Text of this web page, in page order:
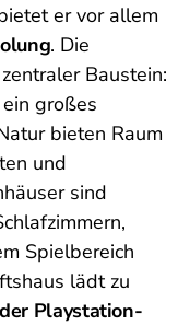
er vor allem
. Die
Baustein:
großes
bieten Raum
und
sind
Spielbereich
lädt zu
Playstation-